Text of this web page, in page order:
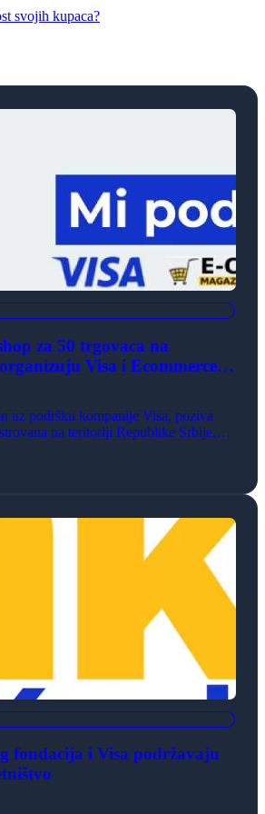
svojih kupaca?
za 50 trgovaca na
Visa i Ecommerce
uz podršku kompanije Visa, poziva
na teritoriji Republike Srbije,
prijave za uvođenje online biznisa –
obuku […]
fondacija i Visa podržavaju